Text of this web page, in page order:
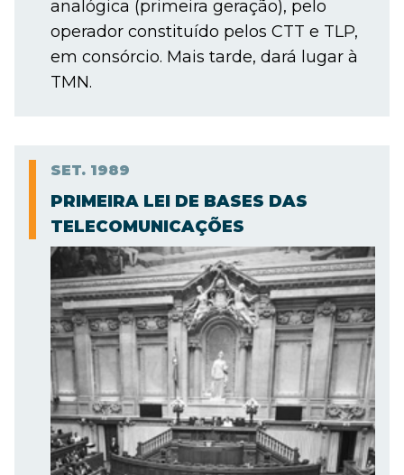
analógica (primeira geração), pelo
operador constituído pelos CTT e TLP,
em consórcio. Mais tarde, dará lugar à
TMN.
SET. 1989
PRIMEIRA LEI DE BASES DAS
TELECOMUNICAÇÕES